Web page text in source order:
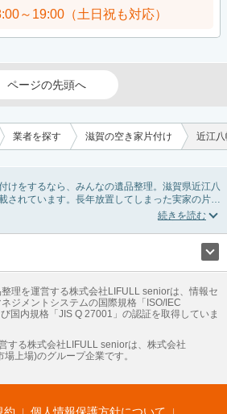
～19:00（土日祝も対応）
ページの先頭へ
業者を探す 滋賀の空き家片付け 近江
けをするなら、みんなの遺品整理。滋賀県近江八
されています。長年放置してしまった実家の片付
い親の家の不用品の処分・回収・引き取りまで対
・空家対策特別措置法の法改正に伴う空き家の片
ホーム 地方創生
ママの就労支援
ング 遺品整理 老後の暮らし情報
ス
門売却査定 不動産投資 アドバイザー
バンク 家賃相場 不動産会社
まちむすび
理を運営する株式会社LIFULL seniorは、情報セ
ジメントシステムの国際規格「ISO/IEC
国内規格「JIS Q 27001」の認証を取得していま
する株式会社LIFULL seniorは、株式会社
上場)のグループ企業です。